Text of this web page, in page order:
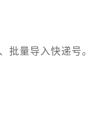
量导入快递号。